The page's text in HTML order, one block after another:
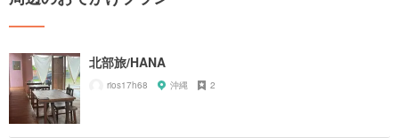
北部旅/HANA
rios17h68 沖縄 2